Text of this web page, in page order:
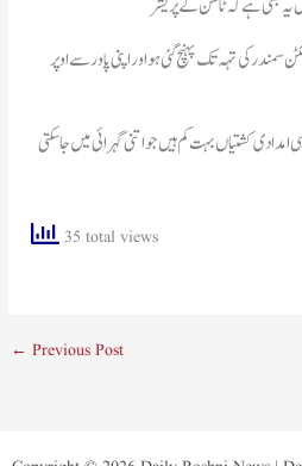
کی تہہ تک پہنچ گئی ہو اور اپنی پاور سے اوپر
امدادی کشتیاں بہت کم ہیں جو اتنی گہرائی میں جا سکتی
35 total views
← Previous Post